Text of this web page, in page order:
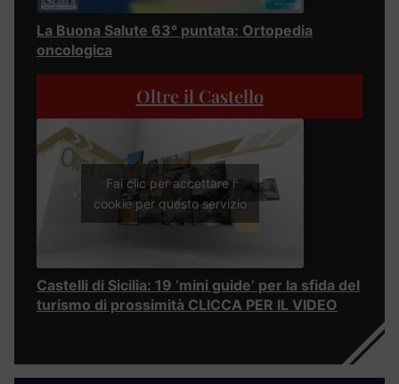
La Buona Salute 63° puntata: Ortopedia
oncologica
Oltre il Castello
Fai clic per accettare i
cookie per questo servizio
Castelli di Sicilia: 19 ‘mini guide’ per la sfida del
turismo di prossimità CLICCA PER IL VIDEO